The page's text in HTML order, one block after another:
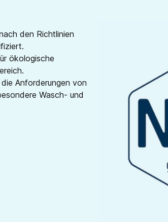
den Richtlinien
ökologische
Anforderungen von
Wasch- und